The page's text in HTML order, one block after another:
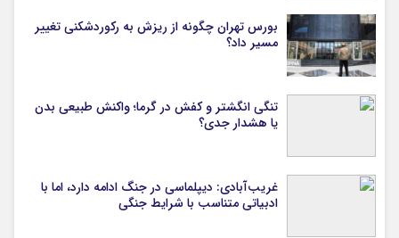
بورس تهران چگونه از ریزش به رکوردشکنی تغییر
مسیر داد؟
تنگی انگشتر و کفش در گرما؛ واکنش طبیعی بدن
یا هشدار جدی؟
غریب‌آبادی: دیپلماسی در جنگ ادامه دارد، اما با
ادبیاتی متناسب با شرایط جنگی